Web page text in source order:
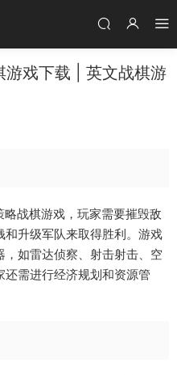
游戏下载 | 英文战棋游
战棋游戏，玩家需要摧毁敌
和升级军队来取得胜利。游戏
如雷达侦察、射击射击、空
需进行经济规划和资源管